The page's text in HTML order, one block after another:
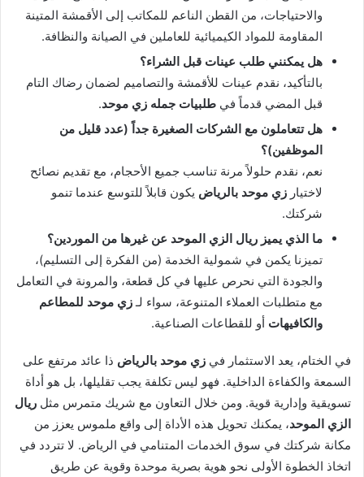
والاحتياجات، من القطن الناعم للمكاتب إلى الأقمشة المتينة
المقاومة للمواد الكيميائية للعاملين في الصيانة والنظافة.
هل يمكنني طلب عينات قبل الشراء؟
بالتأكيد، نقدم عينات للأقمشة والتصاميم لضمان رضاك التام
قبل المضي قدماً في طلبيات جمله زي موحد.
هل تتعاملون مع الشركات الصغيرة جداً (عدد قليل من
الموظفين)؟
نعم، نقدم حلولاً مرنة تناسب جميع الأحجام، مع تقديم نصائح
لاختيار زي موحد بالرياض يكون قابلاً للتوسع عندما تنمو
شركتك.
ما الذي يميز ريال الزي الموحد عن غيرها من الموردين؟
تميزنا يكمن في شمولية الخدمة (من الفكرة إلى التسليم)،
والجودة التي نحرص عليها في كل قطعة، والمرونة في التعامل
مع متطلبات العملاء المتنوعة، سواء لـ زي موحد للمطاعم
والكافيهات أو للقطاعات الصناعية.
في الختام، يعد الاستثمار في زي موحد بالرياض ذا عائد مرتفع على
السمعة والكفاءة الداخلية. فهو ليس تكلفة يجب تقليلها، بل هو أداة
تسويقية وإدارية قوية. ومن خلال التعاون مع شريك متمرس مثل ريال
الزي الموحد، يمكنك تحويل هذه الأداة إلى واقع ملموس يعزز من
مكانة شركتك في سوق الخدمات المتنامي في الرياض. لا تتردد في
اتخاذ الخطوة الأولى نحو هوية بصرية موحدة وقوية عن طريق